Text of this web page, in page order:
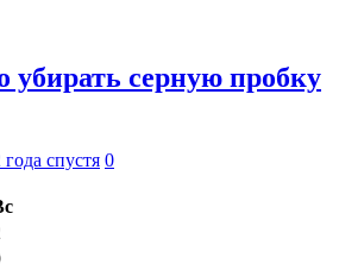
убирать серную пробку
года спустя 0